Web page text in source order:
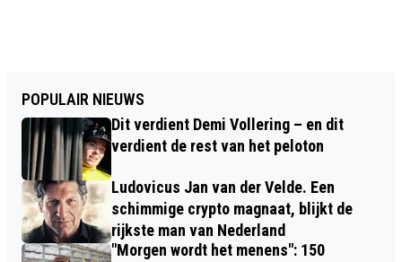
POPULAIR NIEUWS
Dit verdient Demi Vollering – en dit
verdient de rest van het peloton
Ludovicus Jan van der Velde. Een
schimmige crypto magnaat, blijkt de
rijkste man van Nederland
"Morgen wordt het menens": 150